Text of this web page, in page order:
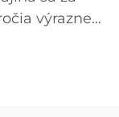
výrazne